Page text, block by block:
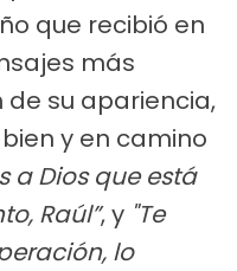
que recibió en
más
su apariencia,
y en camino
a Dios que está
Raúl”, y "Te
lo